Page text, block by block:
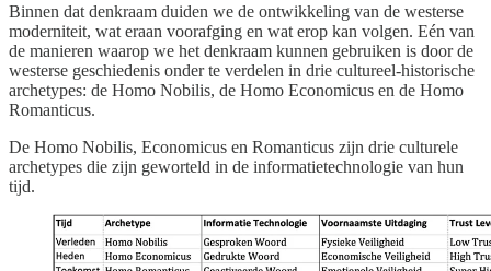
Binnen dat denkraam duiden we de ontwikkeling van de westerse
moderniteit, wat eraan voorafging en wat erop kan volgen. Eén van
de manieren waarop we het denkraam kunnen gebruiken is door de
westerse geschiedenis onder te verdelen in drie cultureel-historische
archetypes: de Homo Nobilis, de Homo Economicus en de Homo
Romanticus.
De Homo Nobilis, Economicus en Romanticus zijn drie culturele
archetypes die zijn geworteld in de informatietechnologie van hun
tijd.